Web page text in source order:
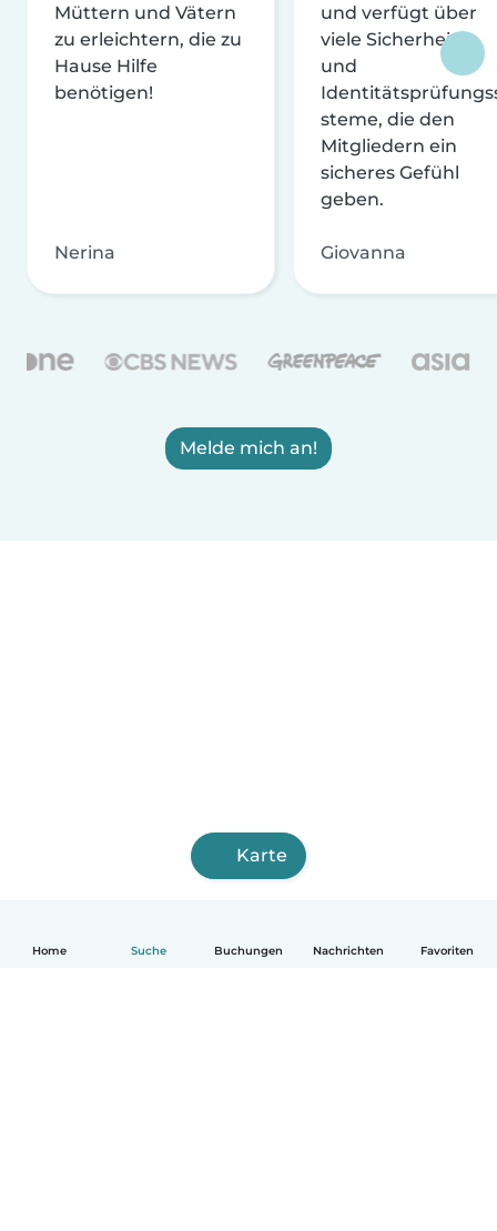
Home Suche Buchungen Nachrichten Favoriten
Müttern und Vätern
zu erleichtern, die zu
Hause Hilfe
benötigen!
Nerina
und verfügt über
viele Sicherheits-
und
steme, die den
Mitgliedern ein
sicheres Gefühl
geben.
Giovanna
Melde mich an!
Karte